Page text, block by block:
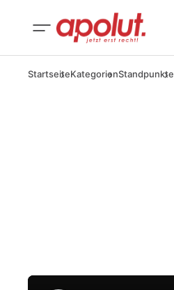
StartseiteKategorienStandpunkte